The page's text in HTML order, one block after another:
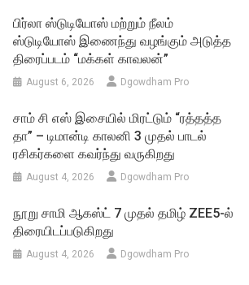
பிர்லா ஸ்டுடியோஸ் மற்றும் நீலம்
ஸ்டுடியோஸ் இணைந்து வழங்கும் அடுத்த
திரைப்படம் “மக்கள் காவலன்”
August 6, 2026 Dgowdham Pro
சாம் சி எஸ் இசையில் மிரட்டும் “ரத்தத்த
தா” – டிமான்டி காலனி 3 முதல் பாடல்
ரசிகர்களை கவர்ந்து வருகிறது
August 4, 2026 Dgowdham Pro
நூறு சாமி ஆகஸ்ட் 7 முதல் தமிழ் ZEE5-ல்
திரையிடப்படுகிறது
August 4, 2026 Dgowdham Pro